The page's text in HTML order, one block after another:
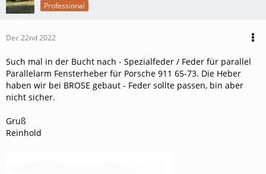
Professional
Dec 22nd 2022
Such mal in der Bucht nach - Spezialfeder / Feder für parallel
Parallelarm Fensterheber für Porsche 911 65-73. Die Heber
haben wir bei BROSE gebaut - Feder sollte passen, bin aber
nicht sicher.
Gruß
Reinhold